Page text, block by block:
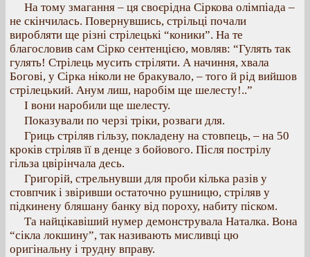
На тому змагання – ця своєрідна Сіркова олімпіада –
не скінчилась. Повернувшись, стрільці почали
виробляти ще різні стрілецькі “коники”. На те
благословив сам Сірко сентенцією, мовляв: “Гулять так
гулять! Стрілець мусить стріляти. А начиння, хвала
Богові, у Сірка ніколи не бракувало, – того й рід вийшов
стрілецький. Анум лиш, наробім ще шелесту!..”
І вони наробили ще шелесту.
Показували по черзі тріки, розваги для.
Гриць стріляв гільзу, покладену на стовпець, – на 50
кроків стріляв її в денце з бойового. Після пострілу
гільза цвірінчала десь.
Григорій, стрельнувши для проби кілька разів у
стовпчик і звіривши остаточно рушницю, стріляв у
підкинену бляшану банку від пороху, набиту піском.
Та найцікавіший нумер демонструвала Наталка. Вона
“сікла локшину”, так називають мисливці цю
оригінальну і трудну вправу.